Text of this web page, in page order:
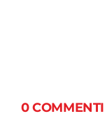
0 COMMENTI